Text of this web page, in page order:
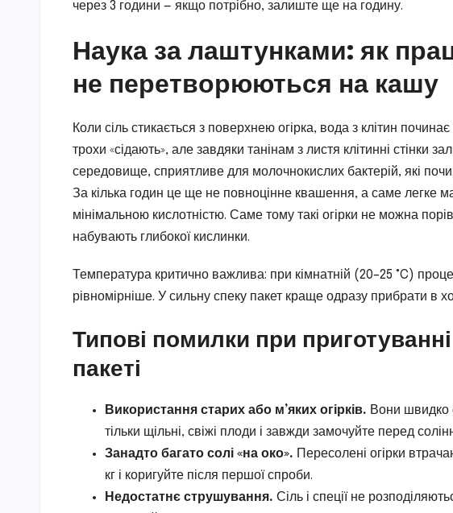
через 3 години — якщо потрібно, залиште ще на годину.
Наука за лаштунками: як
не перетворюються на кашу
Коли сіль стикається з поверхнею огірка, вода з клітин
трохи «сідають», але завдяки танінам з листя клітинні стінки
середовище, сприятливе для молочнокислих бактерій, які
За кілька годин це ще не повноцінне квашення, а саме легке
мінімальною кислотністю. Саме тому такі огірки не можна
набувають глибокої кислинки.
Температура критично важлива: при кімнатній (20–25 °C)
рівномірніше. У сильну спеку пакет краще одразу прибрати в
Типові помилки при
пакеті
Використання старих або м’яких огірків. Вони швидко
тільки щільні, свіжі плоди і завжди замочуйте перед
Занадто багато солі «на око». Пересолені огірки
кг і коригуйте після першої спроби.
Недостатнє струшування. Сіль і спеції не